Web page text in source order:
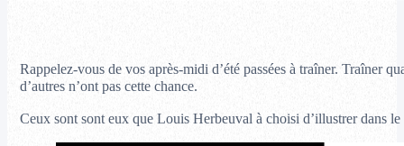
Rappelez-vous de vos après-midi d’été passées à traîner. Traîner
d’autres n’ont pas cette chance.
Ceux sont sont eux que Louis Herbeuval à choisi d’illustrer dans